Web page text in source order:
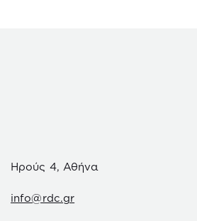
Ηρούς 4, Αθήνα
info@rdc.gr